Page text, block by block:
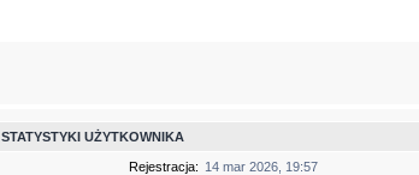
STATYSTYKI UŻYTKOWNIKA
Rejestracja: 14 mar 2026, 19:57